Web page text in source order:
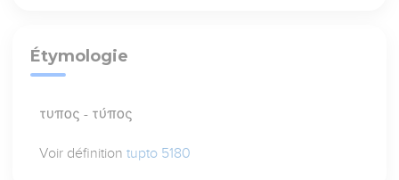
Étymologie
τυπος - τύπος
Voir définitiontupto 5180